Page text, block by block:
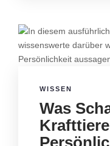
WISSEN
Was